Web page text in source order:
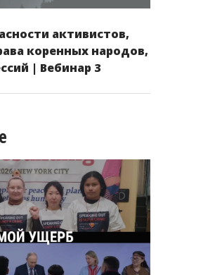
активистов,
коренных народов,
| Вебинар 3